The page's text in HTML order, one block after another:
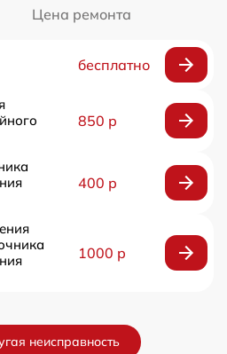
Цена ремонта
бесплатно
850 р
400 р
1000 р
неисправность